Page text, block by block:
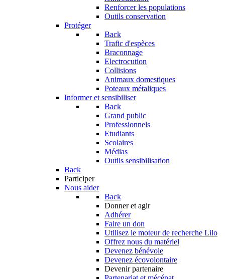
Renforcer les populations
Outils conservation
Protéger
Back
Trafic d'espèces
Braconnage
Electrocution
Collisions
Animaux domestiques
Poteaux métaliques
Informer et sensibiliser
Back
Grand public
Professionnels
Etudiants
Scolaires
Médias
Outils sensibilisation
Back
Participer
Nous aider
Back
Donner et agir
Adhérer
Faire un don
Utilisez le moteur de recherche Lilo
Offrez nous du matériel
Devenez bénévole
Devenez écovolontaire
Devenir partenaire